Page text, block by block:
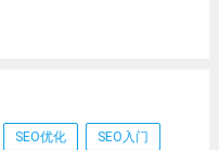
SEO优化 SEO入门